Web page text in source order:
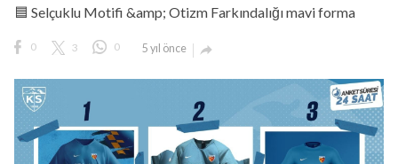
🟦 Selçuklu Motifi &amp; Otizm Farkındalığı mavi forma
0 3 0 5 yıl önce 